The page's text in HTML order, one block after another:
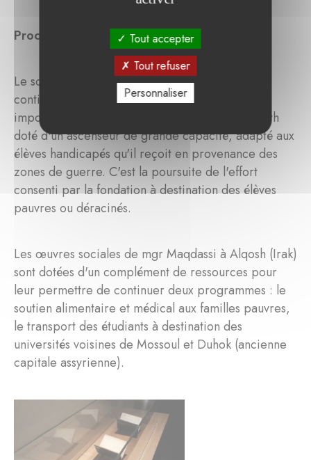
Proche-Orient 2019, Oeuvre d'Orient
Le soutien à l'école interconfessionnelle de Jaffa
continue. Les Filles de la Charité voient leur
important groupe scolaire d'Achrafieh à Beyrouth
doté d'un ascenseur de grande capacité, adapté aux
élèves handicapés qu'il reçoit en provenance des
zones de guerre. C'est la poursuite de l'effort
consenti par la fondation à destination des élèves
pauvres ou déracinés.
Les œuvres sociales de mgr Maqdassi à Alqosh (Irak)
sont dotées d'un complément de ressources pour
leur permettre de continuer deux programmes : le
soutien alimentaire et médical aux familles pauvres,
le transport des étudiants à destination des
universités voisines de Mossoul et Duhok (ancienne
capitale assyrienne).
Tout accepter
Tout refuser
Personnaliser